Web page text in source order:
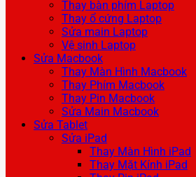
Thay bàn phím Laptop
Thay ổ cứng Laptop
Sửa main Laptop
Vệ sinh Laptop
Sửa Macbook
Thay Màn Hình Macbook
Thay Phím Macbook
Thay Pin Macbook
Sửa Main Macbook
Sửa Tablet
Sửa iPad
Thay Màn Hình iPad
Thay Mặt Kính iPad